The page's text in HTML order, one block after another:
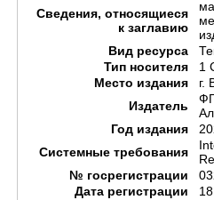
Сведения, относящиеся
к заглавию
Вид ресурса
Тип носителя
1
Место издания
г.
Издатель
Год издания
Системные требования
№ госрегистрации
Дата регистрации